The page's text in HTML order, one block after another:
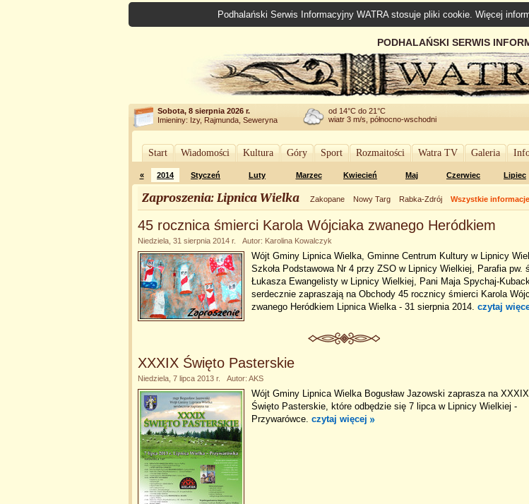
Podhalański Serwis Informacyjny WATRA stosuje pliki cookie. Więcej
PODHALAŃSKI SERWIS
Sobota, 8 sierpnia 2026 r.
Imieniny: Izy, Rajmunda, Seweryna
od 14°C do 21°C
wiatr 3 m/s, północno-wschodni
Start Wiadomości Kultura Góry Sport Rozmaitości Watra TV Galeria
« 2014 Styczeń Luty Marzec Kwiecień Maj Czerwiec Lipiec
Zaproszenia: Lipnica Wielka Zakopane Nowy Targ Rabka-Zdrój Wszystkie informacje
45 rocznica śmierci Karola Wójciaka zwanego Heródkiem
Niedziela, 31 sierpnia 2014 r. Autor: Karolina Kowalczyk
Wójt Gminy Lipnica Wielka, Gminne Centrum Kultury w Lipnicy
Szkoła Podstawowa Nr 4 przy ZSO w Lipnicy Wielkiej, Parafia pw.
Łukasza Ewangelisty w Lipnicy Wielkiej, Pani Maja Spychaj-
serdecznie zapraszają na Obchody 45 rocznicy śmierci Karola
zwanego Heródkiem Lipnica Wielka - 31 sierpnia 2014. czytaj
XXXIX Święto Pasterskie
Niedziela, 7 lipca 2013 r. Autor: AKS
Wójt Gminy Lipnica Wielka Bogusław Jazowski zaprasza na XXXIX
Święto Pasterskie, które odbędzie się 7 lipca w Lipnicy Wielkiej -
Przywarówce. czytaj więcej